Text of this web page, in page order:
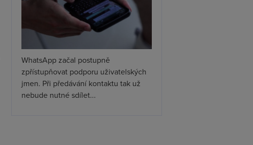
WhatsApp začal postupně
zpřístupňovat podporu uživatelských
jmen. Při předávání kontaktu tak už
nebude nutné sdílet...